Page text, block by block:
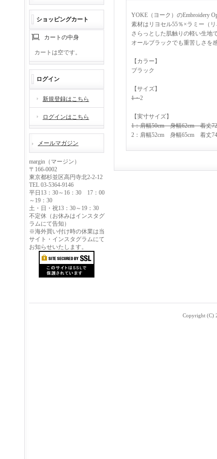
ショッピングカート
カートの中身
カートは空です。
ログイン
新規登録はこちら
ログインはこちら
メールマガジン
margin（マージン）
〒166-0002
東京都杉並区高円寺北2-2-12
TEL 03-5364-9146
平日13：30～16：30 17：00
～19：30
土・日・祝13：30～19：30
不定休（お休みはインスタグ
ラムにて告知）
※海外買い付け時の休業は当
サイト・インスタグラムにて
お知らせいたします。
YOKE（ヨーク）のEmbroidery
素材はリヨセル55％×ラミー（
さらっとした肌触りの軽い生地
オールブラックでも重苦しさを
【カラー】
ブラック
【サイズ】
1・2
【実寸サイズ】
1：肩幅50cm 身幅62cm 着丈
2：肩幅52cm 身幅65cm 着丈
Copyright (C)